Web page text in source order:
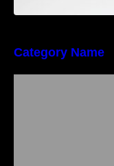
Category Name